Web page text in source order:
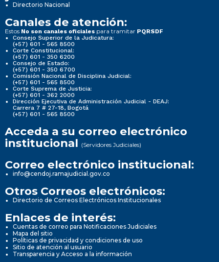
Directorio Nacional
Canales de atención:
Estos No son canales oficiales para tramitar PQRSDF
Consejo Superior de la Judicatura:
(+57) 601 - 565 8500
Corte Constitucional:
(+57) 601 - 350 6200
Consejo de Estado:
(+57) 601 - 350 6700
Comisión Nacional de Disciplina Judicial:
(+57) 601 - 565 8500
Corte Suprema de Justicia:
(+57) 601 - 362 2000
Dirección Ejecutiva de Administración Judicial - DEAJ:
Carrera 7 # 27-18, Bogotá
(+57) 601 - 565 8500
Acceda a su correo electrónico
institucional (Servidores Judiciales)
Correo electrónico institucional:
info@cendoj.ramajudicial.gov.co
Otros Correos electrónicos:
Directorio de Correos Electrónicos Institucionales
Enlaces de interés:
Cuentas de correo para Notificaciones Judiciales
Mapa del sitio
Políticas de privacidad y condiciones de uso
Sitio de atención al usuario
Transparencia y Acceso a la información